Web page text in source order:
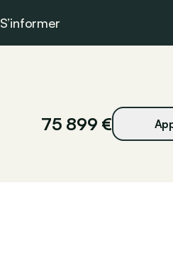
S’informer
75 899 €